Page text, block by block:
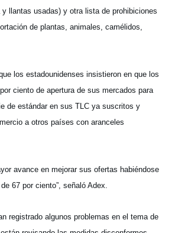
llantas usadas) y otra lista de prohibiciones
de plantas, animales, camélidos,
los estadounidenses insistieron en que los
ciento de apertura de sus mercados para
de estándar en sus TLC ya suscritos y
a otros países con aranceles
avance en mejorar sus ofertas habiéndose
67 por ciento”, señaló Adex.
registrado algunos problemas en el tema de